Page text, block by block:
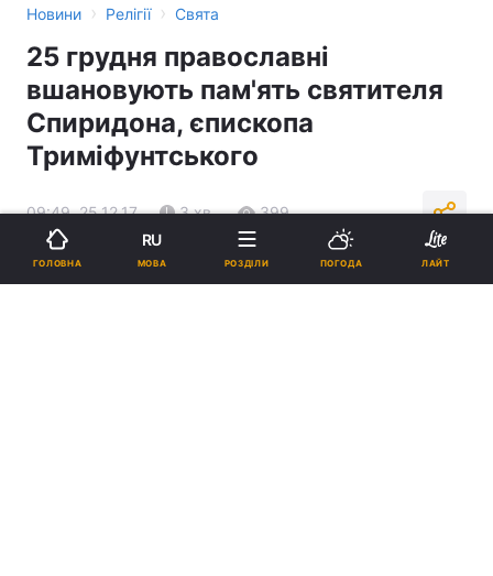
Новини › Релігії › Свята
25 грудня православні
вшановують пам'ять святителя
Спиридона, єпископа
Триміфунтського
09:49, 25.12.17 3 хв. 399
Підпишіться на нас в Google
ГОЛОВНА
RU
МОВА РОЗДІЛИ ПОГОДА ЛАЙТ